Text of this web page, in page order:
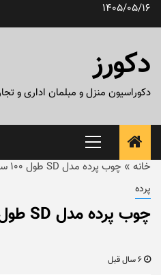
پرش1405/05/16
دکورز
دکوراسیون منزل و مبلمان اداری و
منوی
اصلی
خانه » چوب پرده مدل SD طول ۱۰۰ سانتی متر
پرده
چوب پرده مدل SD طول ۱۰۰ سانتی متر